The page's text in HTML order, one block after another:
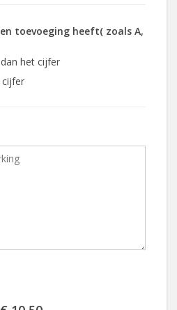
toevoeging heeft( zoals A,
het cijfer